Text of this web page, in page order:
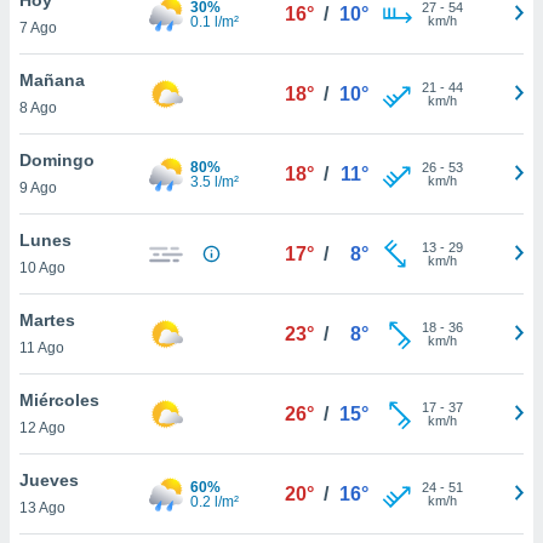
en
más
nuestra
de
cookies
aceptar
7 Ago
30%
0.1 l/m²
16° / 10° 27- 54
km/h
Mañana
8 Ago
18° / 10° 21 - 44
km/h
Domingo
9 Ago
80%
3.5 l/m²
18° / 11° 26- 53
km/h
Lunes
10 Ago
17° / 8° 13- 29
km/h
Martes
11 Ago
23° / 8° 18- 36
km/h
Miércoles
12 Ago
26° / 15° 17- 37
km/h
Jueves
13 Ago
60%
0.2 l/m²
20° / 16° 24- 51
km/h